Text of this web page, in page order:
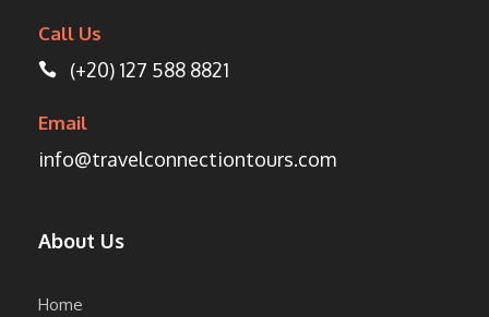
Call Us
(+20) 127 588 8821
Email
info@travelconnectiontours.com
About Us
Home